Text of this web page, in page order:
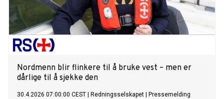
Nordmenn blir flinkere til å bruke vest – men er
dårlige til å sjekke den
30.4.2026 07:00:00 CEST Redningsselskapet Pressemelding